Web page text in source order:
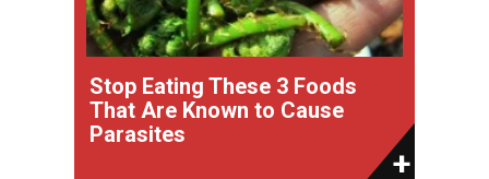
Stop Eating These 3 Foods
That Are Known to Cause
Parasites